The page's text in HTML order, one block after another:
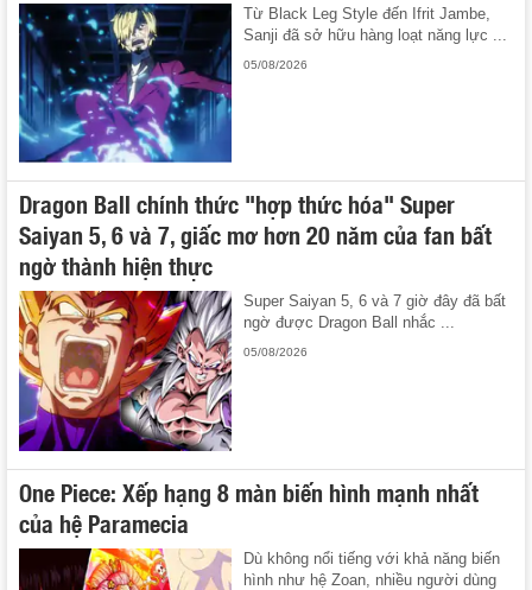
Từ Black Leg Style đến Ifrit Jambe,
Sanji đã sở hữu hàng loạt năng lực ...
05/08/2026
Dragon Ball chính thức "hợp thức hóa" Super
Saiyan 5, 6 và 7, giấc mơ hơn 20 năm của fan bất
ngờ thành hiện thực
Super Saiyan 5, 6 và 7 giờ đây đã bất
ngờ được Dragon Ball nhắc ...
05/08/2026
One Piece: Xếp hạng 8 màn biến hình mạnh nhất
của hệ Paramecia
Dù không nổi tiếng với khả năng biến
hình như hệ Zoan, nhiều người dùng